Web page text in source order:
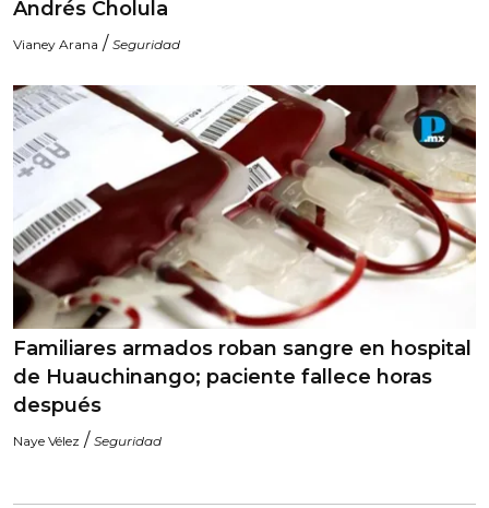
Andrés Cholula
Vianey Arana / Seguridad
Familiares armados roban sangre en hospital
de Huauchinango; paciente fallece horas
después
Naye Vélez / Seguridad